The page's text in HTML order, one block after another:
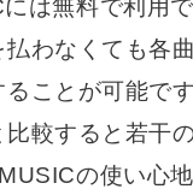
は無料で利用
払わなくても各
ことが可能です
較すると若干
の使い心地